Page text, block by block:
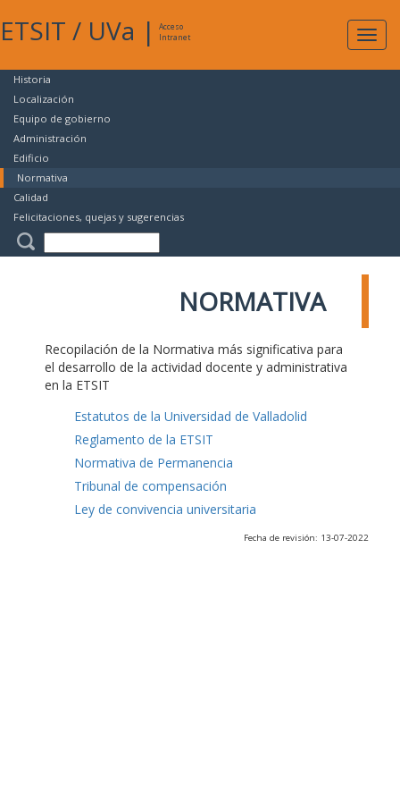
ETSIT / UVa |
Acceso
Intranet
Historia
Localización
Equipo de gobierno
Administración
Edificio
Normativa
Calidad
Felicitaciones, quejas y sugerencias
NORMATIVA
Recopilación de la Normativa más significativa para
el desarrollo de la actividad docente y administrativa
en la ETSIT
Estatutos de la Universidad de Valladolid
Reglamento de la ETSIT
Normativa de Permanencia
Tribunal de compensación
Ley de convivencia universitaria
Fecha de revisión: 13-07-2022